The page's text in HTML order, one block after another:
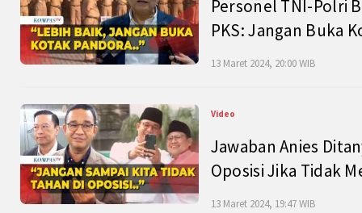
Personel TNI-Polri
PKS: Jangan Buka
13 Maret 2024, 20:00 WIB
Video
Jawaban Anies
Oposisi Jika Tidak
13 Maret 2024, 19:47 WIB